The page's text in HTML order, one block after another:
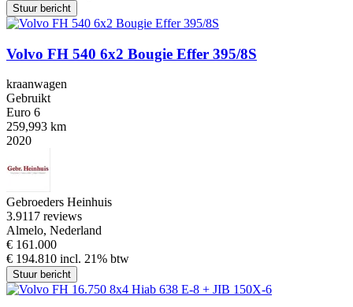
Stuur bericht
Volvo FH 540 6x2 Bougie Effer 395/8S
kraanwagen
Gebruikt
Euro 6
259,993 km
2020
Gebroeders Heinhuis
3.9117 reviews
Almelo, Nederland
€ 161.000
€ 194.810 incl. 21% btw
Stuur bericht